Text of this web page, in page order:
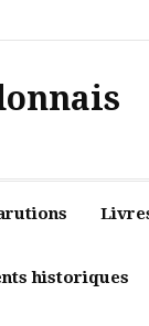
historiques